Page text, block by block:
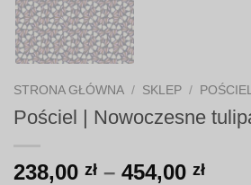
STRONA GŁÓWNA / SKLEP /
Pościel | Nowoczesne
238,00 zł – 454,00 zł